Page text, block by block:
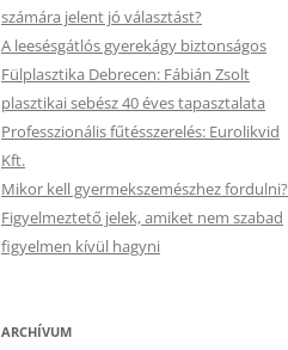
számára jelent jó választást?
A leesésgátlós gyerekágy biztonságos
Fülplasztika Debrecen: Fábián Zsolt
plasztikai sebész 40 éves tapasztalata
Professzionális fűtésszerelés: Eurolikvid
Kft.
Mikor kell gyermekszemészhez fordulni?
Figyelmeztető jelek, amiket nem szabad
figyelmen kívül hagyni
ARCHÍVUM